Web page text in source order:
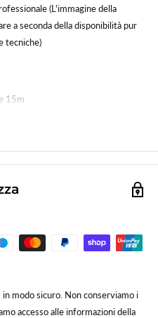
(L'immagine della
a seconda della disponibilità pur
tecniche)
15m
inviato casualmente in base
LED 12ml
sarà inviati casualmente in
modo sicuro. Non conserviamo i
accesso alle informazioni della